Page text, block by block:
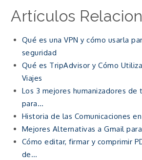
Artículos
Qué es una VPN y cómo usarla
seguridad
Qué es TripAdvisor y Cómo
Viajes
Los 3 mejores humanizadores de
para…
Historia de las Comunicaciones
Mejores Alternativas a Gmail
Cómo editar, firmar y comprimir
de…